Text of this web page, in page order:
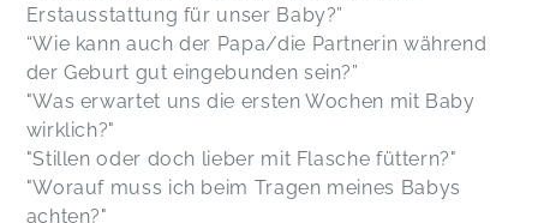
Erstausstattung für unser Baby?”
“Wie kann auch der Papa/die Partnerin während
der Geburt gut eingebunden sein?”
"Was erwartet uns die ersten Wochen mit Baby
wirklich?"
"Stillen oder doch lieber mit Flasche füttern?"
"Worauf muss ich beim Tragen meines Babys
achten?"